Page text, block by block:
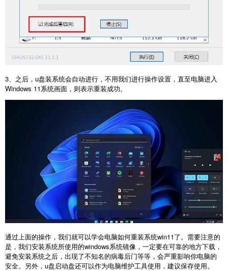
3、之后，u盘装系统会自动进行，不用我们进行操作设置，直至电脑进入
Windows 11系统画面，则表示重装成功。
通过上面的操作，我们就可以学会电脑如何重装系统win11了。需要注意的
是，我们安装系统所使用的windows系统镜像，一定要在可靠的地方下载，
避免安装系统之后，出现了不知名的病毒后门等等，会严重影响你电脑的
安全。另外，u盘启动盘还可以作为电脑维护工具使用，建议保存使用。